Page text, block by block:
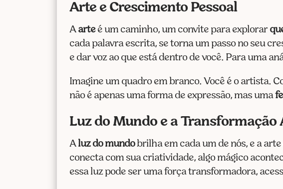
Arte e Crescimento Pessoal
A arteé um caminho, um convite para explorar
cada palavra escrita, se torna um passo no seu
e dar voz ao que está dentro de você. Para uma
Imagine um quadro em branco. Você é o artista.
não é apenas uma forma de expressão, mas uma
Luz do Mundo e a Transformação
A luz do mundobrilha em cada um de nós, e a
conecta com sua criatividade, algo mágico
essa luz pode ser uma força transformadora,